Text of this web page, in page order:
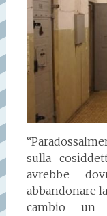
sulla
avrebbe
abbandonare
cambio un